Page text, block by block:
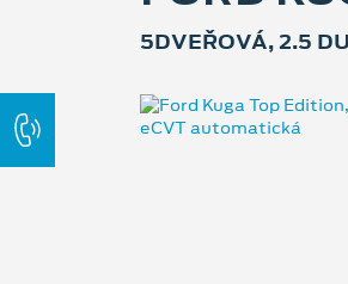
5DVEŘOVÁ, 2.5